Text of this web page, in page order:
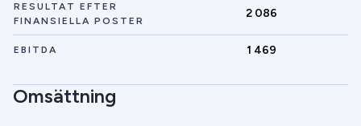
RESULTAT EFTER
FINANSIELLA POSTER
2 086
EBITDA 1 469
Omsättning